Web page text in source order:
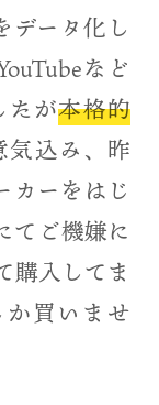
データ化し
など
たが本格的
気込み、昨
カーをはじ
てご機嫌に
購入してま
買いませ